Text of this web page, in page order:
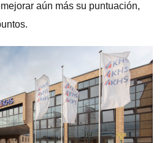
aún más su puntuación,